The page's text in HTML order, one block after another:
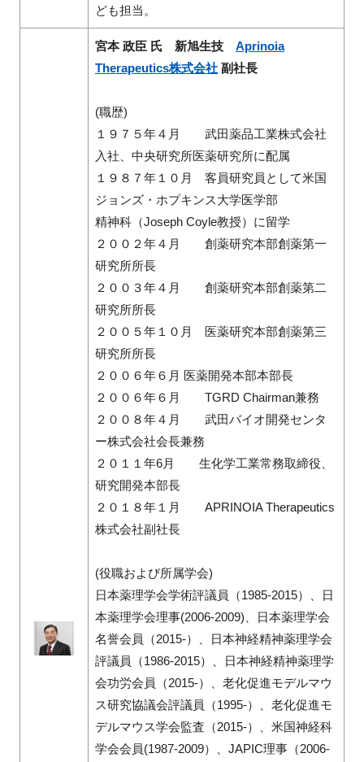
ども担当。
宮本 政臣 氏 新旭生技 Aprinoia
Therapeutics株式会社副社長
(職歴)
１９７５年４月 武田薬品工業株式会社
入社、中央研究所医薬研究所に配属
１９８７年１０月 客員研究員として米国
ジョンズ・ホプキンス大学医学部
精神科（Joseph Coyle教授）に留学
２００２年４月 創薬研究本部創薬第一
研究所所長
２００３年４月 創薬研究本部創薬第二
研究所所長
２００５年１０月 医薬研究本部創薬第三
研究所所長
２００６年６月 医薬開発本部本部長
２００６年６月 TGRD Chairman兼務
２００８年４月 武田バイオ開発センタ
ー株式会社会長兼務
２０１１年6月 生化学工業常務取締役、
研究開発本部長
２０１８年１月 APRINOIA Therapeutics
株式会社副社長
(役職および所属学会)
日本薬理学会学術評議員（1985-2015）、日
本薬理学会理事(2006-2009)、日本薬理学会
名誉会員（2015-）、日本神経精神薬理学会
評議員（1986-2015）、日本神経精神薬理学
会功労会員（2015-）、老化促進モデルマウ
ス研究協議会評議員（1995-）、老化促進モ
デルマウス学会監査（2015-）、米国神経科
学会会員(1987-2009）、JAPIC理事（2006-